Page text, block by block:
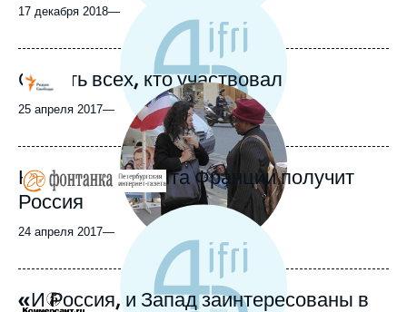
17 декабря 2018—
Logo
Сажать всех, кто участвовал
25 апреля 2017—
Logo
Image
principale
médiatique
Какого президента Франции получит
Россия
24 апреля 2017—
Logo
«И Россия, и Запад заинтересованы в